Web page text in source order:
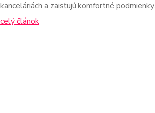
kanceláriách a zaisťujú komfortné podmienky.
celý článok